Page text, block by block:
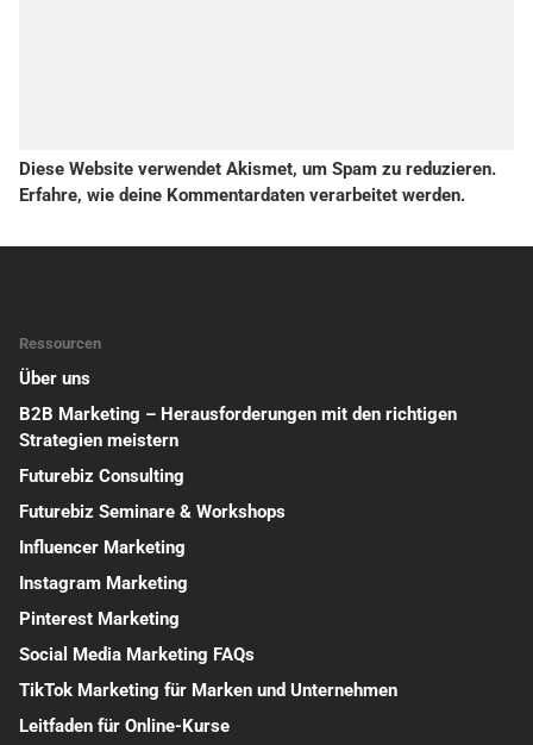
Diese Website verwendet Akismet, um Spam zu reduzieren.
Erfahre, wie deine Kommentardaten verarbeitet werden.
Ressourcen
Über uns
B2B Marketing – Herausforderungen mit den richtigen
Strategien meistern
Futurebiz Consulting
Futurebiz Seminare & Workshops
Influencer Marketing
Instagram Marketing
Pinterest Marketing
Social Media Marketing FAQs
TikTok Marketing für Marken und Unternehmen
Leitfaden für Online-Kurse